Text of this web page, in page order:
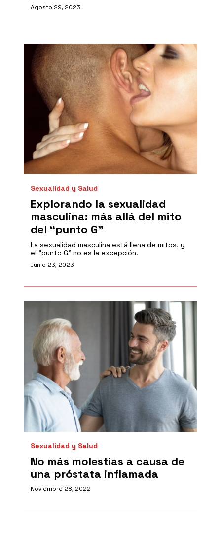
Agosto 29, 2023
Sexualidad y Salud
Explorando la sexualidad
masculina: más allá del mito
del “punto G”
La sexualidad masculina está llena de mitos, y
el “punto G” no es la excepción.
Junio 23, 2023
Sexualidad y Salud
No más molestias a causa de
una próstata inflamada
Noviembre 28, 2022